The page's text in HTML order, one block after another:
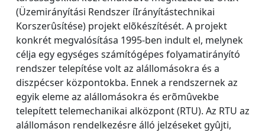
(Üzemirányítási Rendszer íIrányítástechnikai
Korszerûsítése) projekt elõkészítését. A projekt
konkrét megvalósítása 1995-ben indult el, melynek
célja egy egységes számítógépes folyamatirányító
rendszer telepítése volt az alállomásokra és a
diszpécser központokba. Ennek a rendszernek az
egyik eleme az alállomásokra és erõmûvekbe
telepített telemechanikai alközpont (RTU). Az RTU az
alállomáson rendelkezésre álló jelzéseket gyûjti,